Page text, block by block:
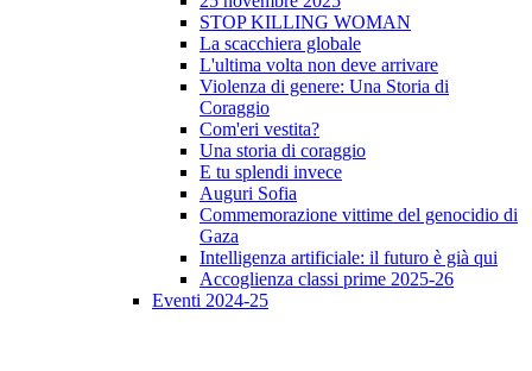
STOP KILLING WOMAN
La scacchiera globale
L'ultima volta non deve arrivare
Violenza di genere: Una Storia di
Coraggio
Com'eri vestita?
Una storia di coraggio
E tu splendi invece
Auguri Sofia
Commemorazione vittime del genocidio di
Gaza
Intelligenza artificiale: il futuro è già qui
Accoglienza classi prime 2025-26
Eventi 2024-25